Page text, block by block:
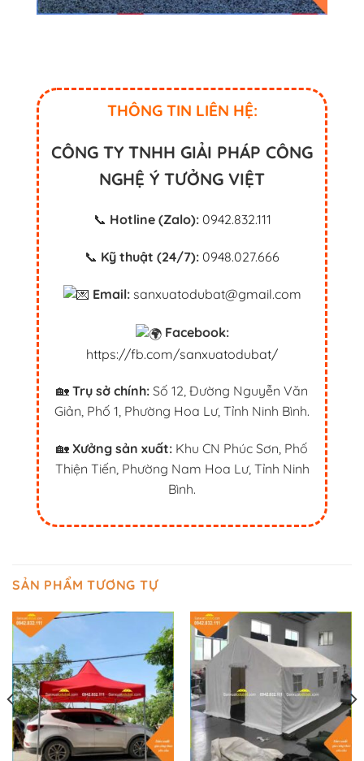
THÔNG TIN LIÊN HỆ:
CÔNG TY TNHH GIẢI PHÁP CÔNG
NGHỆ Ý TƯỞNG VIỆT
📞 Hotline (Zalo): 0942.832.111
📞 Kỹ thuật (24/7): 0948.027.666
Email: sanxuatodubat@gmail.com
Facebook:
https://fb.com/sanxuatodubat/
🏡 Trụ sở chính: Số 12, Đường Nguyễn Văn
Giản, Phố 1, Phường Hoa Lư, Tỉnh Ninh Bình.
🏡 Xưởng sản xuất: Khu CN Phúc Sơn, Phố
Thiện Tiến, Phường Nam Hoa Lư, Tỉnh Ninh
Bình.
SẢN PHẨM TƯƠNG TỰ